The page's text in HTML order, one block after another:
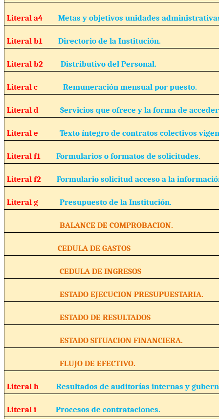
Literal a4 Metas y objetivos unidades
Literal b1 Directorio de la Institución.
Literal b2 Distributivo del Personal.
Literal c Remuneración mensual por puesto.
Literal d Servicios que ofrece y la forma de
Literal e Texto íntegro de contratos colectivos
Literal f1 Formularios o formatos de solicitudes.
Literal f2 Formulario solicitud acceso a la
Literal g Presupuesto de la Institución.
BALANCE DE COMPROBACION.
CEDULA DE GASTOS
CEDULA DE INGRESOS
ESTADO EJECUCION PRESUPUESTARIA.
ESTADO DE RESULTADOS
ESTADO SITUACION FINANCIERA.
FLUJO DE EFECTIVO.
Literal h Resultados de auditorías internas y
Literal i Procesos de contrataciones.